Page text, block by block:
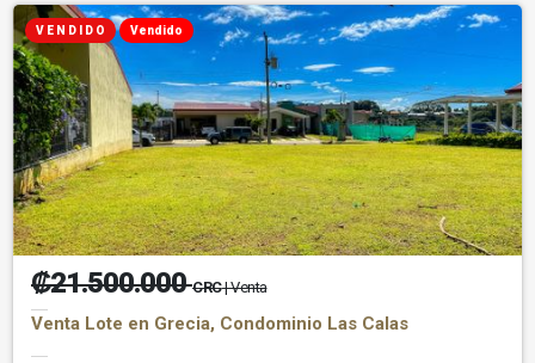
V E N D I D O Vendido
₡21.500.000CRC| Venta
Venta Lote en Grecia, Condominio Las Calas